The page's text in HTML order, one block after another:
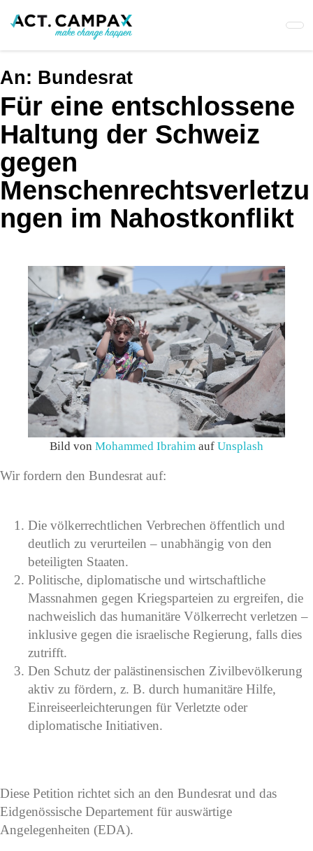
An: Bundesrat
Für eine entschlossene
Haltung der Schweiz
gegen
Menschenrechtsverletzu
ngen im Nahostkonflikt
Bild von Mohammed Ibrahim auf Unsplash
Wir fordern den Bundesrat auf:
Die völkerrechtlichen Verbrechen öffentlich und
deutlich zu verurteilen – unabhängig von den
beteiligten Staaten.
Politische, diplomatische und wirtschaftliche
Massnahmen gegen Kriegsparteien zu ergreifen, die
nachweislich das humanitäre Völkerrecht verletzen –
inklusive gegen die israelische Regierung, falls dies
zutrifft.
Den Schutz der palästinensischen Zivilbevölkerung
aktiv zu fördern, z. B. durch humanitäre Hilfe,
Einreiseerleichterungen für Verletzte oder
diplomatische Initiativen.
Diese Petition richtet sich an den Bundesrat und das
Eidgenössische Departement für auswärtige
Angelegenheiten (EDA).